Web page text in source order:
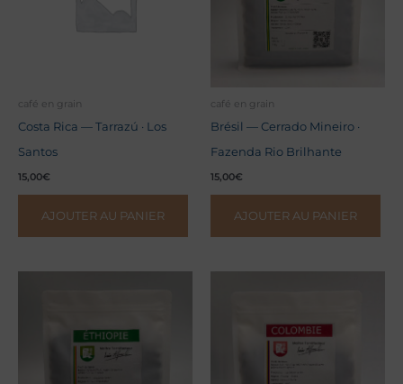
café en grain
Costa Rica — Tarrazú · Los
Santos
15,00€
AJOUTER AU PANIER
café en grain
Brésil — Cerrado Mineiro ·
Fazenda Rio Brilhante
15,00€
AJOUTER AU PANIER